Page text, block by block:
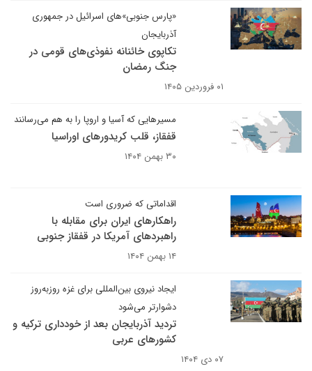
«پارس جنوبی»های اسرائیل در جمهوری
آذربایجان
تکاپوی خائنانه نفوذی‌های قومی در
جنگ رمضان
۰۱ فروردین ۱۴۰۵
مسیرهایی که آسیا و اروپا را به هم می‌رسانند
قفقاز، قلب کریدورهای اوراسیا
۳۰ بهمن ۱۴۰۴
اقداماتی که ضروری است
راهکارهای ایران برای مقابله با
راهبردهای آمریکا در قفقاز جنوبی
۱۴ بهمن ۱۴۰۴
ایجاد نیروی بین‌المللی برای غزه روزبه‌روز
دشوارتر می‌شود
تردید آذربایجان بعد از خودداری ترکیه و
کشورهای عربی
۰۷ دی ۱۴۰۴